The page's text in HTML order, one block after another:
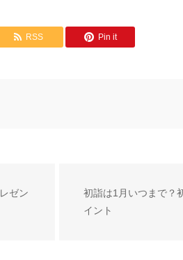
RSS Pin it
ゼン
初詣は1月いつまで？
イント